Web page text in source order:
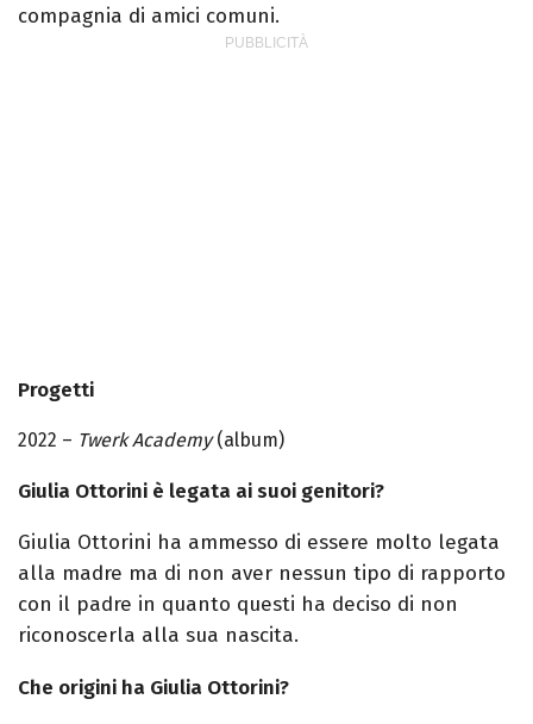
compagnia di amici comuni.
Progetti
2022 – Twerk Academy(album)
Giulia Ottorini è legata ai suoi genitori?
Giulia Ottorini ha ammesso di essere molto legata
alla madre ma di non aver nessun tipo di rapporto
con il padre in quanto questi ha deciso di non
riconoscerla alla sua nascita.
Che origini ha Giulia Ottorini?